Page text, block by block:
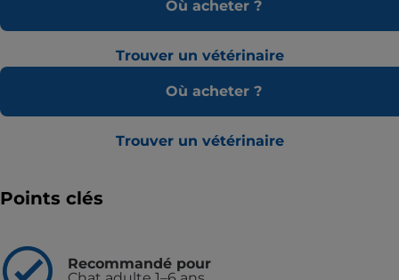
Où acheter ?
Trouver un vétérinaire
Où acheter ?
Trouver un vétérinaire
Points clés
Recommandé pour